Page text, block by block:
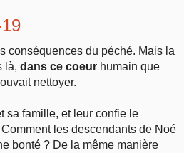
conséquences du péché. Mais la
là, dans ce coeur humain que
nettoyer.
sa famille, et leur confie le
les descendants de Noé
bonté ? De la même manière